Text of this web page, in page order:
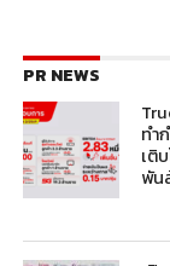
PR NEWS
ทำ
เติ
พัน